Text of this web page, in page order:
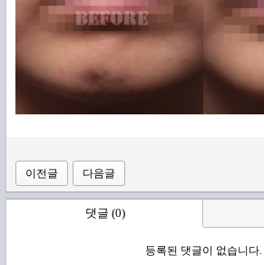
이전글 다음글
댓글 (0)
등록된 댓글이 없습니다.